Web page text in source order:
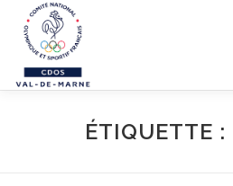
Aller au contenu
NOS ACTIONSÉTIQUETTE :